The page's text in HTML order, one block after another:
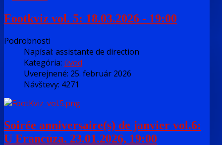
Footkviz vol. 5: 18.03.2026 - 19:00
Podrobnosti
Napísal: assistante de direction
Kategória: úvod
Uverejnené: 25. február 2026
Návštevy: 4271
Soirée anniversaire(s) de janvier vol.6:
U Francúza. 23.01.2026, 19:00